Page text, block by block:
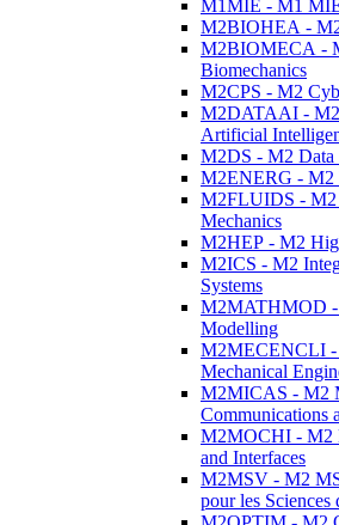
M1MIE - M1
M2BIOHEA -
M2BIOMECA -
Biomechanics
M2CPS - M2
M2DATAAI - M2
Artificial
M2DS - M2 Data
M2ENERG - M2
M2FLUIDS - M2
Mechanics
M2HEP - M2
M2ICS - M2
Systems
M2MATHMOD -
Modelling
M2MECENCLI -
Mechanical
M2MICAS - M2
Communications
M2MOCHI - M2
and Interfaces
M2MSV - M2
pour les Sciences